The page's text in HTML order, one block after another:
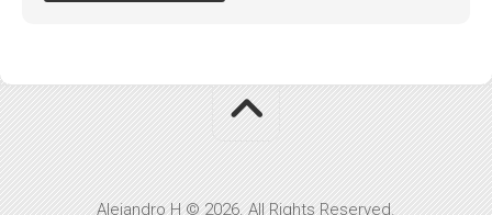
Alejandro H © 2026. All Rights Reserved.